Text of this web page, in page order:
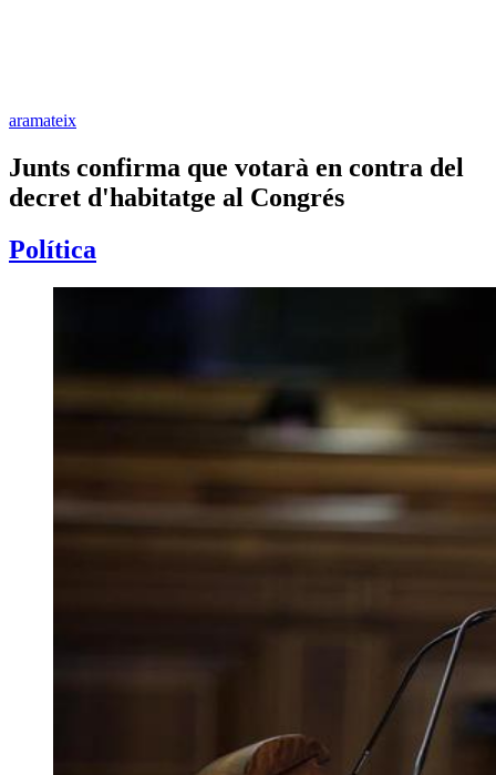
aramateix
Junts confirma que votarà en contra del
decret d'habitatge al Congrés
Política